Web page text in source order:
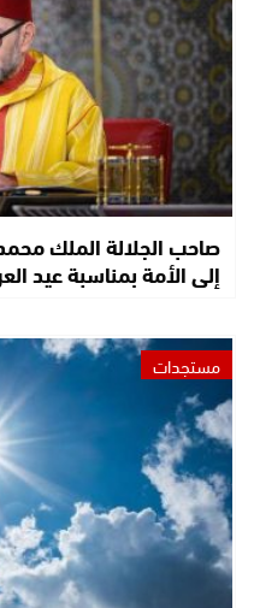
صاحب الجلالة الملك
إلى الأمة بمناسبة عيد
مستجدات